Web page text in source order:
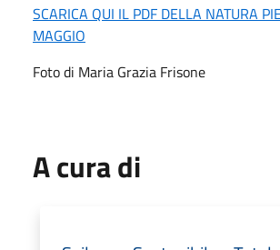
SCARICA QUI IL PDF DELLA NATURA
MAGGIO
Foto di Maria Grazia Frisone
A cura di